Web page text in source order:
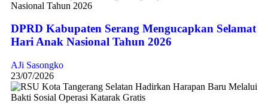
DPRD Kabupaten Serang Mengucapkan Selamat
Hari Anak Nasional Tahun 2026
AJi Sasongko
23/07/2026